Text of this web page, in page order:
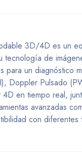
3D/4D es un
tecnología de
para un diagnóstico
Doppler Pulsado
en tiempo real,
avanzadas
con